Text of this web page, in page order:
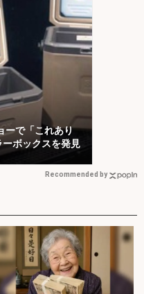
ーで「これあり
ボックスを発見
Recommended by